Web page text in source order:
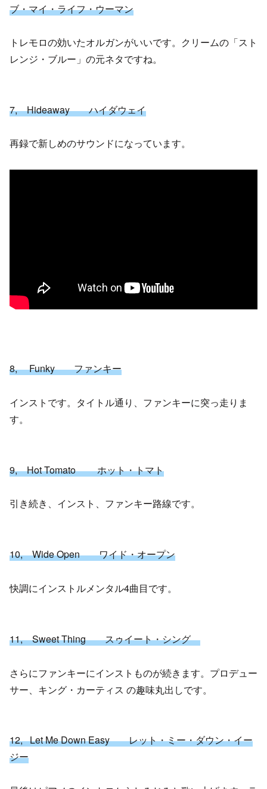
ブ・マイ・ライフ・ウーマン
トレモロの効いたオルガンがいいです。クリームの「スト
レンジ・ブルー」の元ネタですね。
7, Hideaway ハイダウェイ
再録で新しめのサウンドになっています。
8, Funky ファンキー
インストです。タイトル通り、ファンキーに突っ走りま
す。
9, Hot Tomato ホット・トマト
引き続き、インスト、ファンキー路線です。
10, Wide Open ワイド・オープン
快調にインストルメンタル4曲目です。
11, Sweet Thing スゥイート・シング
さらにファンキーにインストものが続きます。プロデュー
サー、キング・カーティス の趣味丸出しです。
12, Let Me Down Easy レット・ミー・ダウン・イー
ジー